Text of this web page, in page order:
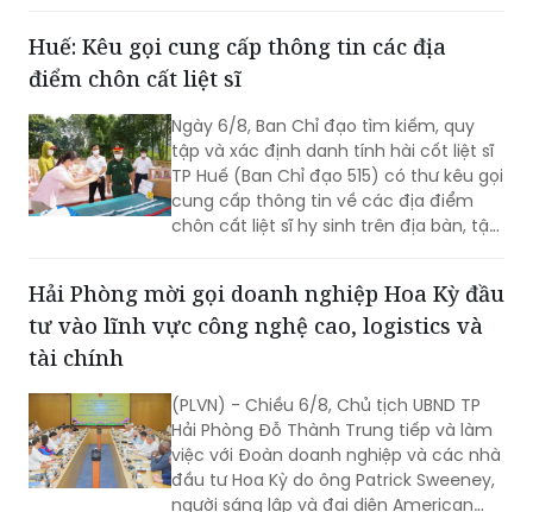
Hồ Tây thơ mộng, những di tích lịch sử,
những làng nghề mang đậm dấu ấn
dân gian và những con người luôn biết
trân trọng, gìn giữ các giá trị văn hóa
nghìn năm văn hiến.
Huế: Kêu gọi cung cấp thông tin các địa
điểm chôn cất liệt sĩ
Ngày 6/8, Ban Chỉ đạo tìm kiếm, quy
tập và xác định danh tính hài cốt liệt sĩ
cung cấp thông tin về các địa điểm
chôn cất liệt sĩ hy sinh trên địa bàn, tập
trung tại khu vực đèo Phước Tượng,
Hải Phòng mời gọi doanh nghiệp Hoa Kỳ đầu
tư vào lĩnh vực công nghệ cao, logistics và
tài chính
(PLVN) - Chiều 6/8, Chủ tịch UBND TP